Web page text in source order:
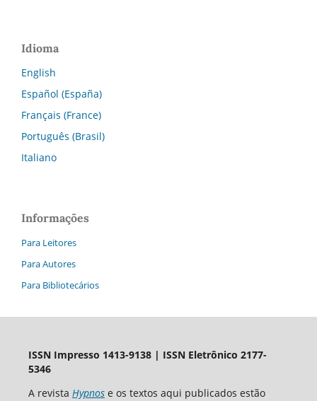
Idioma
English
Español (España)
Français (France)
Português (Brasil)
Italiano
Informações
Para Leitores
Para Autores
Para Bibliotecários
ISSN Impresso 1413-9138 | ISSN Eletrônico 2177-
5346
A revista Hypnose os textos aqui publicados estão